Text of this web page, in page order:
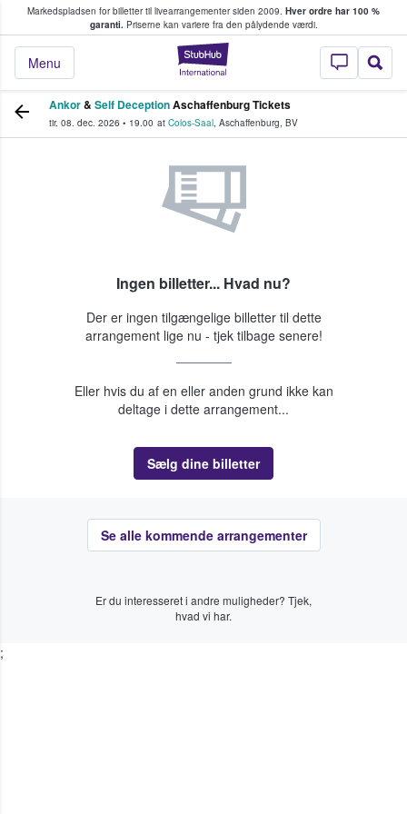
Markedspladsen for billetter til livearrangementer siden 2009. Hver ordre har 100 %
garanti.Priserne kan variere fra den pålydende værdi.
StubHub - Hvor
Menu
køber og sælger billetter
Ankor& Self DeceptionAschaffenburg Tickets
tir. 08. dec. 2026 • 19.00 at Colos-Saal, Aschaffenburg, BV
Ingen billetter... Hvad nu?
Der er ingen tilgængelige billetter til dette
arrangement lige nu - tjek tilbage senere!
Eller hvis du af en eller anden grund ikke kan
deltage i dette arrangement...
Sælg dine billetter
Se alle kommende arrangementer
Er du interesseret i andre muligheder? Tjek,
hvad vi har.
;